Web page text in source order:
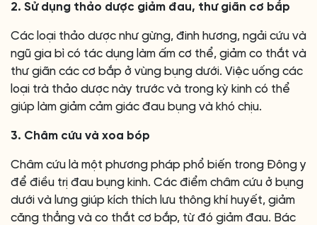
2. Sử dụng thảo dược giảm đau, thư giãn cơ bắp
Các loại thảo dược như gừng, đinh hương, ngải cứu và
ngũ gia bì có tác dụng làm ấm cơ thể, giảm co thắt và
thư giãn các cơ bắp ở vùng bụng dưới. Việc uống các
loại trà thảo dược này trước và trong kỳ kinh có thể
giúp làm giảm cảm giác đau bụng và khó chịu.
3. Châm cứu và xoa bóp
Châm cứu là một phương pháp phổ biến trong Đông y
để điều trị đau bụng kinh. Các điểm châm cứu ở bụng
dưới và lưng giúp kích thích lưu thông khí huyết, giảm
căng thẳng và co thắt cơ bắp, từ đó giảm đau. Bác